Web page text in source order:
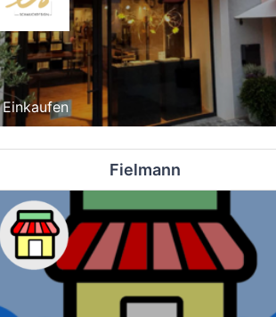
Einkaufen
Fielmann